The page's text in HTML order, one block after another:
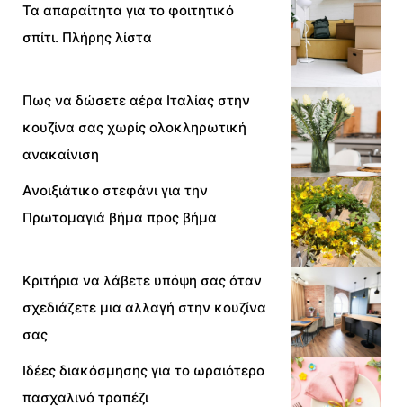
Τα απαραίτητα για το φοιτητικό
σπίτι. Πλήρης λίστα
Πως να δώσετε αέρα Ιταλίας στην
κουζίνα σας χωρίς ολοκληρωτική
ανακαίνιση
Ανοιξιάτικο στεφάνι για την
Πρωτομαγιά βήμα προς βήμα
Κριτήρια να λάβετε υπόψη σας όταν
σχεδιάζετε μια αλλαγή στην κουζίνα
σας
Ιδέες διακόσμησης για το ωραιότερο
πασχαλινό τραπέζι